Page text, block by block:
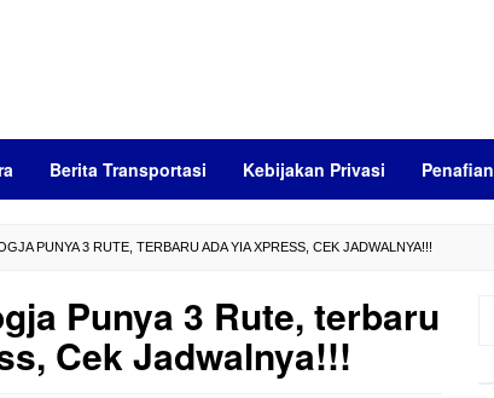
Berita Transportasi Kebijakan Privasi Penafian
PUNYA 3 RUTE, TERBARU ADA YIA XPRESS, CEK JADWALNYA!!!
Punya 3 Rute, terbaru
Cek Jadwalnya!!!